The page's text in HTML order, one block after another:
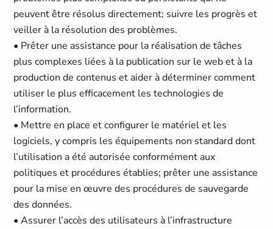
peuvent être résolus directement; suivre les progrès et
veiller à la résolution des problèmes.
• Prêter une assistance pour la réalisation de tâches
plus complexes liées à la publication sur le web et à la
production de contenus et aider à déterminer comment
utiliser le plus efficacement les technologies de
l’information.
• Mettre en place et configurer le matériel et les
logiciels, y compris les équipements non standard dont
l’utilisation a été autorisée conformément aux
politiques et procédures établies; prêter une assistance
pour la mise en œuvre des procédures de sauvegarde
des données.
• Assurer l’accès des utilisateurs à l’infrastructure